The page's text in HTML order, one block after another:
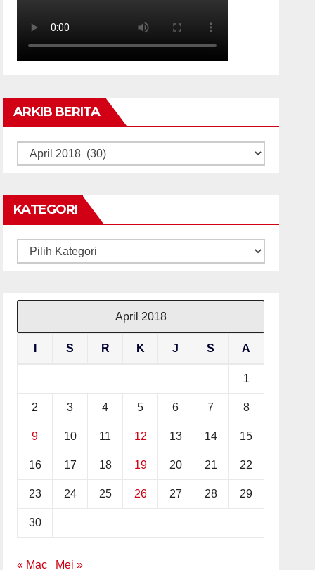
ARKIB BERITA
ARKIB
KATEGORI
Kategori
April 2018
S R K J S A
1
2 3 4 5 6 7 8
9 10 11 12 13 14 15
16 17 18 19 20 21 22
23 24 25 26 27 28 29
30
« Mac Mei »